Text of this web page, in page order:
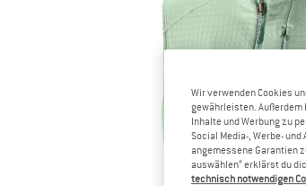
Wir verwenden Cookies
gewährleisten.
Inhalte und Werbung zu
Social Media-, Werbe-
angemessene Garantien
auswählen“ erklärst du
technisch notwendigen